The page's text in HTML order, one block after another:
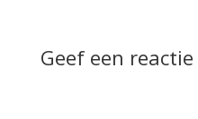
Geef een reactie